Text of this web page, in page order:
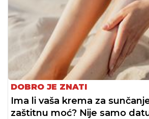
DOBRO JE ZNATI
Ima li vaša krema za
zaštitnu moć? Nije samo